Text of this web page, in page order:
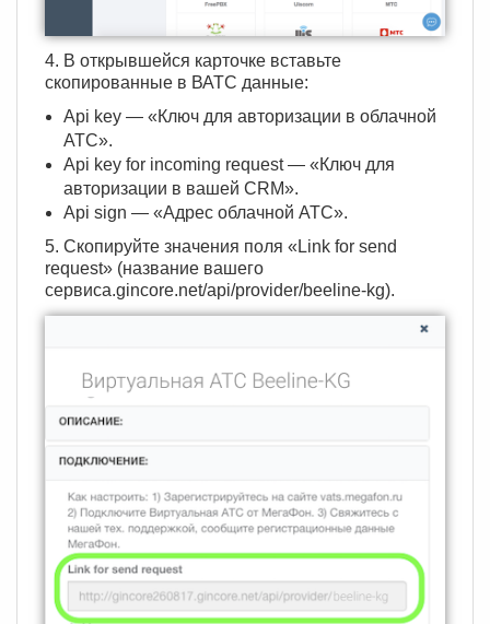
4. В открывшейся карточке вставьте
скопированные в ВАТС данные:
Api key — «Ключ для авторизации в облачной
АТС».
Api key for incoming request — «Ключ для
авторизации в вашей CRM».
Api sign — «Адрес облачной АТС».
5. Скопируйте значения поля «Link for send
request» (название вашего
сервиса.gincore.net/api/provider/beeline-kg).